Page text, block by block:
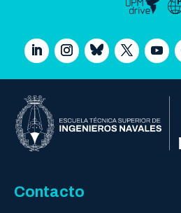
Contacto